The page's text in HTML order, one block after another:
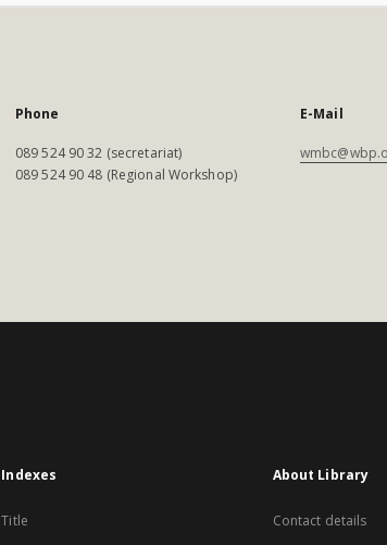
Phone
089 524 90 32 (secretariat)
089 524 90 48 (Regional Workshop)
E-Mail
Indexes
Title
About Library
Contact details